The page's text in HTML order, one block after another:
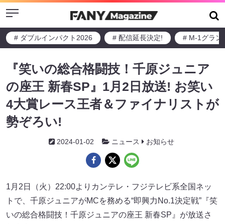
Menu
# ダブルインパクト2026 # 配信延長決定! # M-1グラン
『笑いの総合格闘技！千原ジュニア
の座王 新春SP』1月2日放送! お笑い
4大賞レース王者＆ファイナリストが
勢ぞろい!
2024-01-02 ニュース お知らせ
1月2日（火）22:00よりカンテレ・フジテレビ系全国ネッ
トで、千原ジュニアがMCを務める“即興力No.1決定戦”『笑
いの総合格闘技！千原ジュニアの座王 新春SP』が放送さ